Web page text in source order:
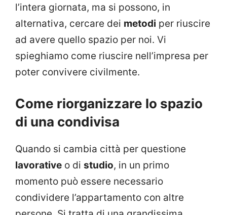
l’intera giornata, ma si possono, in
alternativa, cercare dei metodi per riuscire
ad avere quello spazio per noi. Vi
spieghiamo come riuscire nell’impresa per
poter convivere civilmente.
Come riorganizzare lo spazio
di una condivisa
Quando si cambia città per questione
lavorative o di studio, in un primo
momento può essere necessario
condividere l’appartamento con altre